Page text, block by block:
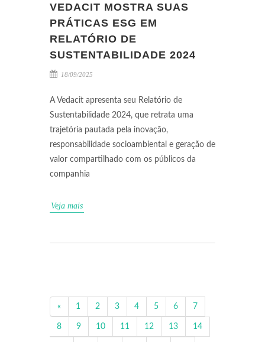
VEDACIT MOSTRA SUAS
PRÁTICAS ESG EM
RELATÓRIO DE
SUSTENTABILIDADE 2024
18/09/2025
A Vedacit apresenta seu Relatório de
Sustentabilidade 2024, que retrata uma
trajetória pautada pela inovação,
responsabilidade socioambiental e geração de
valor compartilhado com os públicos da
companhia
Veja mais
« 1 2 3 4 5 6 7
8 9 10 11 12 13 14